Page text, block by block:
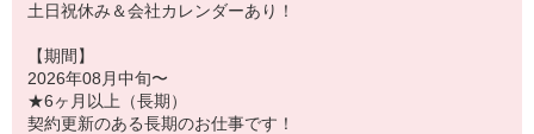
土日祝休み＆会社カレンダーあり！
【期間】
2026年08月中旬〜
★6ヶ月以上（長期）
契約更新のある長期のお仕事です！